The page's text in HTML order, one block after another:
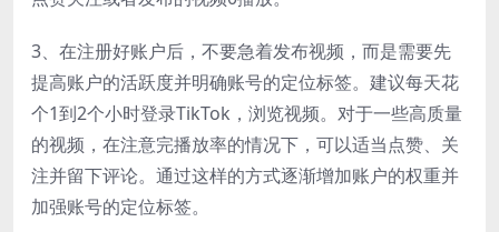
3、在注册好账户后，不要急着发布视频，而是需要先
提高账户的活跃度并明确账号的定位标签。建议每天花
个1到2个小时登录TikTok，浏览视频。对于一些高质量
的视频，在注意完播放率的情况下，可以适当点赞、关
注并留下评论。通过这样的方式逐渐增加账户的权重并
加强账号的定位标签。